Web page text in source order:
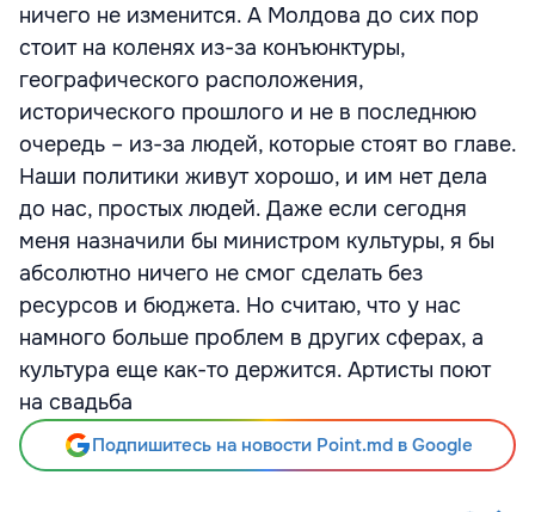
ничего не изменится. А Молдова до сих пор
стоит на коленях из-за конъюнктуры,
географического расположения,
исторического прошлого и не в последнюю
очередь – из-за людей, которые стоят во главе.
Наши политики живут хорошо, и им нет дела
до нас, простых людей. Даже если сегодня
меня назначили бы министром культуры, я бы
абсолютно ничего не смог сделать без
ресурсов и бюджета. Но считаю, что у нас
намного больше проблем в других сферах, а
культура еще как-то держится. Артисты поют
на свадьба
Подпишитесь на новости Point.md в Google